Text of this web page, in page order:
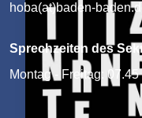
hoba(at)baden-
Sprechzeiten des
Montag - Freitag: